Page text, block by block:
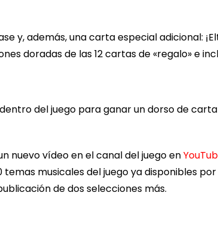
y, además, una carta especial adicional:
doradas de las 12 cartas de «regalo» e
del juego para ganar un dorso de
nuevo vídeo en el canal del juego en
temas musicales del juego ya disponibles
de dos selecciones más.